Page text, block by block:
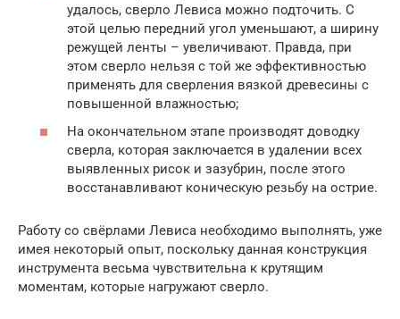
удалось, сверло Левиса можно подточить. С
этой целью передний угол уменьшают, а ширину
режущей ленты – увеличивают. Правда, при
этом сверло нельзя с той же эффективностью
применять для сверления вязкой древесины с
повышенной влажностью;
На окончательном этапе производят доводку
сверла, которая заключается в удалении всех
выявленных рисок и зазубрин, после этого
восстанавливают коническую резьбу на острие.
Работу со свёрлами Левиса необходимо выполнять, уже
имея некоторый опыт, поскольку данная конструкция
инструмента весьма чувствительна к крутящим
моментам, которые нагружают сверло.